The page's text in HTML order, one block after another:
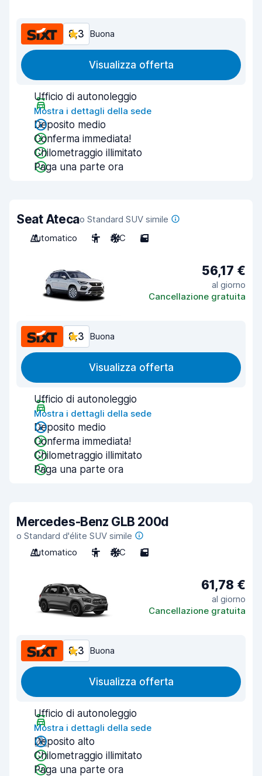
8,3 Buona
Visualizza offerta
Ufficio di autonoleggio
Mostra i dettagli della sede
Deposito medio
Conferma immediata!
Chilometraggio illimitato
Paga una parte ora
Seat Atecao Standard SUV simile
Automatico
5 A/C 5
56,17 €
al giorno
Cancellazione gratuita
8,3 Buona
Visualizza offerta
Ufficio di autonoleggio
Mostra i dettagli della sede
Deposito medio
Conferma immediata!
Chilometraggio illimitato
Paga una parte ora
Mercedes-Benz GLB 200d
o Standard d'élite SUV simile
Automatico
5 A/C 5
61,78 €
al giorno
Cancellazione gratuita
8,3 Buona
Visualizza offerta
Ufficio di autonoleggio
Mostra i dettagli della sede
Deposito alto
Chilometraggio illimitato
Paga una parte ora